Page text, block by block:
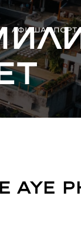
АФИША
AYE